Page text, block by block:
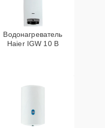
Водонагреватель
Haier IGW 10 B